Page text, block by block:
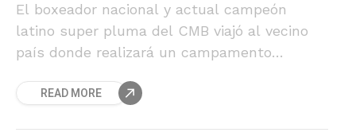
El boxeador nacional y actual campeón
latino super pluma del CMB viajó al vecino
país donde realizará un campamento
de octubre.
READ MORE